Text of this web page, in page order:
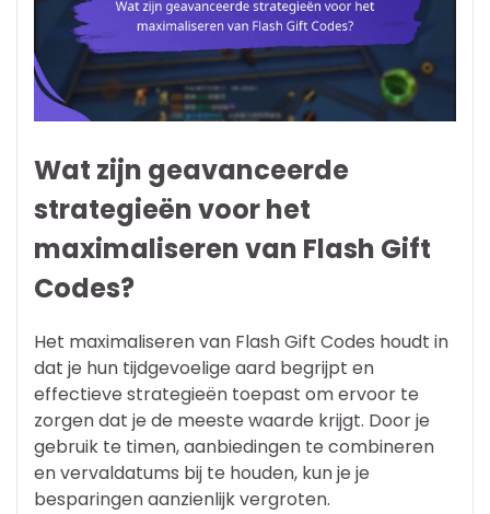
Wat zijn geavanceerde
strategieën voor het
maximaliseren van Flash Gift
Codes?
Het maximaliseren van Flash Gift Codes houdt in
dat je hun tijdgevoelige aard begrijpt en
effectieve strategieën toepast om ervoor te
zorgen dat je de meeste waarde krijgt. Door je
gebruik te timen, aanbiedingen te combineren
en vervaldatums bij te houden, kun je je
besparingen aanzienlijk vergroten.